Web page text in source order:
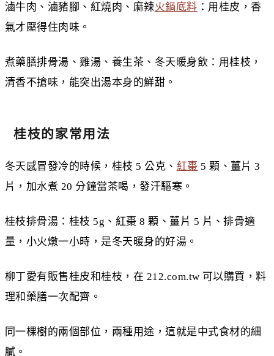
滷牛肉、滷豬腳、紅燒肉、麻辣火鍋底料 ：用桂皮，香
氣才壓得住肉味。
煮藥膳排骨湯、雞湯、養生茶、冬天暖身飲：用桂枝，
清香不搶味，能突出湯本身的鮮甜。
桂枝的家常用法
冬天感冒發冷的時候，桂枝 5 公克、 紅棗 5 顆、薑片 3
片，加水煮 20 分鐘當茶喝，發汗驅寒。
桂枝排骨湯：桂枝 5g、紅棗 8 顆、薑片 5 片、排骨適
量，小火燉一小時，是冬天暖身的好湯。
柳丁愛有販售桂皮和桂枝，在 212.com.tw 可以購買，料
理和藥膳一次配齊。
同一棵樹的兩個部位，兩種用途，這就是中式食材的細
膩。